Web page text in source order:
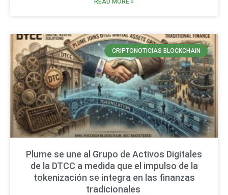
READ MORE »
CRIPTONOTICIAS BLOCKCHAIN
Plume se une al Grupo de Activos Digitales
de la DTCC a medida que el impulso de la
tokenización se integra en las finanzas
tradicionales